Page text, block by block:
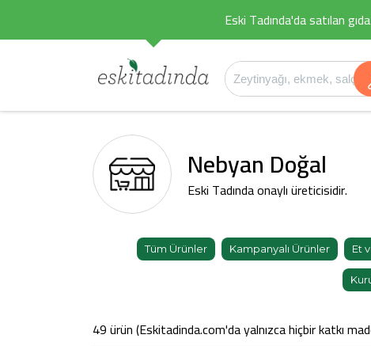
Eski Tadında'da satılan
Nebyan Doğal
Eski Tadında onaylı üreticisidir.
Tüm Ürünler Kampanyalı Ürünler Et
49 ürün (Eskitadinda.com'da yalnızca hiçbir katkı